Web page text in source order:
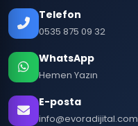
Telefon
0535 875 09 32
WhatsApp
Hemen Yazın
E-posta
info@evoradijital.com